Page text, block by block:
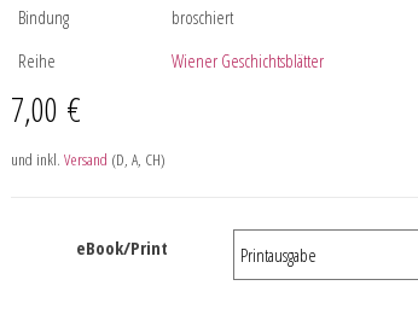
Bindung
broschiert
Reihe
Wiener Geschichtsblätter
7,00 €
und inkl. Versand (D, A, CH)
eBook/Print